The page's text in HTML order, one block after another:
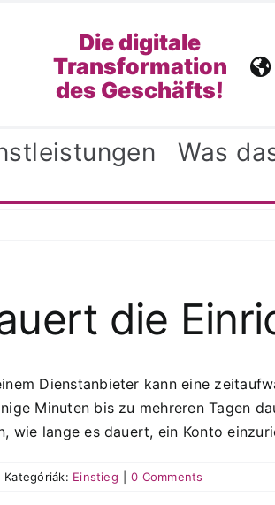
Die digitale
Transformation
des Geschäfts!
Was
die
Dienstanbieter kann eine
Minuten bis zu mehreren Tagen
wie lange es dauert, ein Konto
Kategóriák: Einstieg 0 Comments